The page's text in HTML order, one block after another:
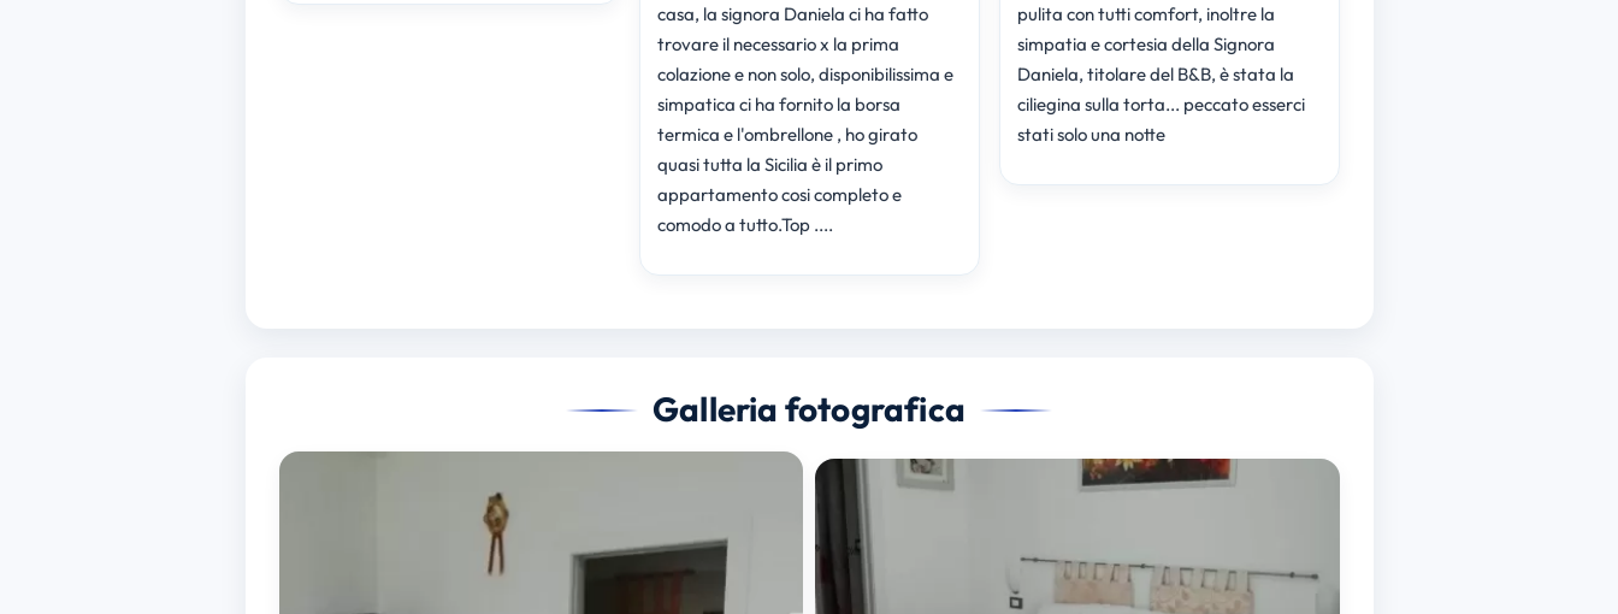
casa, la signora Daniela ci ha fatto
trovare il necessario x la prima
colazione e non solo, disponibilissima e
simpatica ci ha fornito la borsa
termica e l'ombrellone , ho girato
quasi tutta la Sicilia è il primo
appartamento cosi completo e
comodo a tutto.Top ....
pulita con tutti comfort, inoltre la
simpatia e cortesia della Signora
Daniela, titolare del B&B, è stata la
ciliegina sulla torta... peccato esserci
stati solo una notte
Galleria fotografica